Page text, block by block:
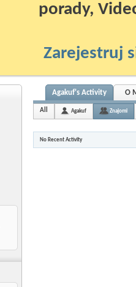
porady,
Zarejestruj
Agakuf's Activity O
All Agakuf Znajomi
No Recent Activity